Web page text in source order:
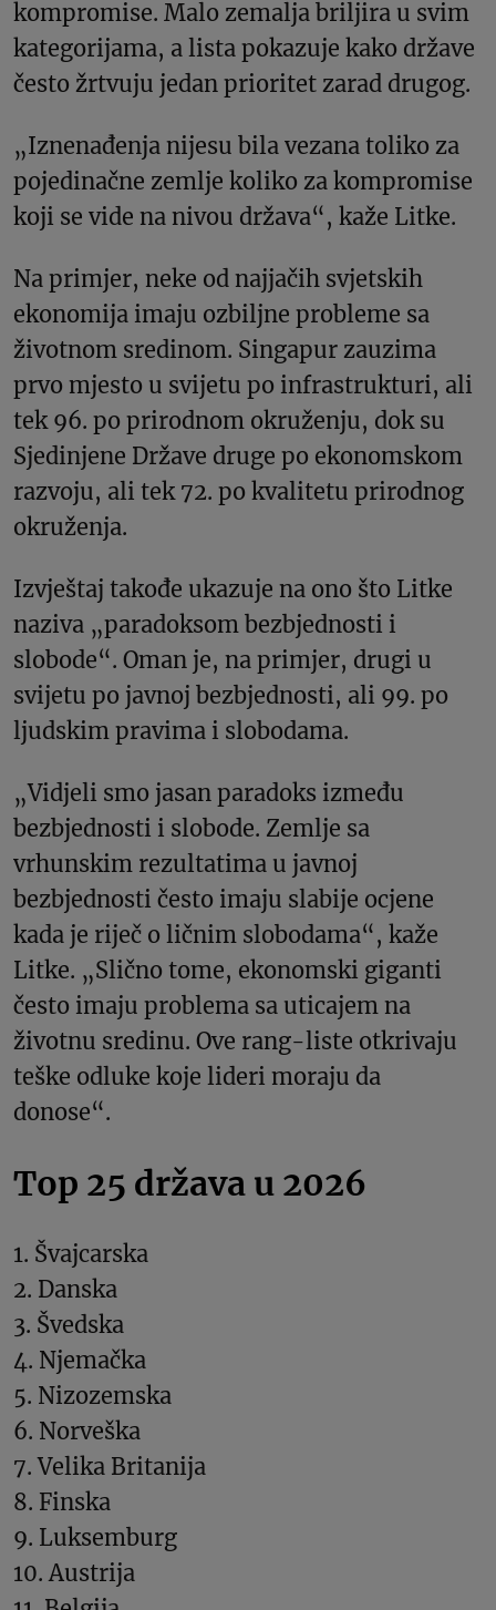
kompromise. Malo zemalja briljira u svim
kategorijama, a lista pokazuje kako države
često žrtvuju jedan prioritet zarad drugog.
„Iznenađenja nijesu bila vezana toliko za
pojedinačne zemlje koliko za kompromise
koji se vide na nivou država“, kaže Litke.
Na primjer, neke od najjačih svjetskih
ekonomija imaju ozbiljne probleme sa
životnom sredinom. Singapur zauzima
prvo mjesto u svijetu po infrastrukturi, ali
tek 96. po prirodnom okruženju, dok su
Sjedinjene Države druge po ekonomskom
razvoju, ali tek 72. po kvalitetu prirodnog
okruženja.
Izvještaj takođe ukazuje na ono što Litke
naziva „paradoksom bezbjednosti i
slobode“. Oman je, na primjer, drugi u
svijetu po javnoj bezbjednosti, ali 99. po
ljudskim pravima i slobodama.
„Vidjeli smo jasan paradoks između
bezbjednosti i slobode. Zemlje sa
vrhunskim rezultatima u javnoj
bezbjednosti često imaju slabije ocjene
kada je riječ o ličnim slobodama“, kaže
Litke. „Slično tome, ekonomski giganti
često imaju problema sa uticajem na
životnu sredinu. Ove rang-liste otkrivaju
teške odluke koje lideri moraju da
donose“.
Top 25 država u 2026
1. Švajcarska
2. Danska
3. Švedska
4. Njemačka
5. Nizozemska
6. Norveška
7. Velika Britanija
8. Finska
9. Luksemburg
10. Austrija